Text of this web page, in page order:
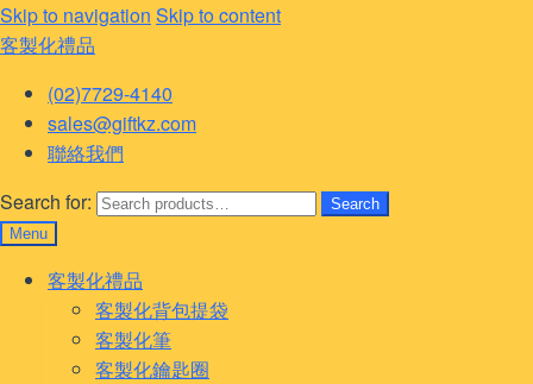
Skip to navigation Skip to content
客製化禮品
(02)7729-4140
sales@giftkz.com
聯絡我們
Search for:
Search
Menu
客製化禮品
客製化背包提袋
客製化筆
客製化鑰匙圈